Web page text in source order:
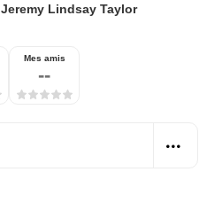
Jeremy Lindsay Taylor
Mes amis
--